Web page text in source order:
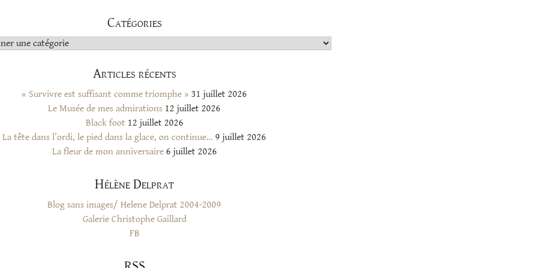
Catégories
Articles récents
« Survivre est suffisant comme triomphe » 31 juillet 2026
Le Musée de mes admirations 12 juillet 2026
Black foot 12 juillet 2026
La tête dans l’ordi, le pied dans la glace, on continue… 9 juillet 2026
La fleur de mon anniversaire 6 juillet 2026
Hélène Delprat
Blog sans images/ Helene Delprat 2004-2009
Galerie Christophe Gaillard
FB